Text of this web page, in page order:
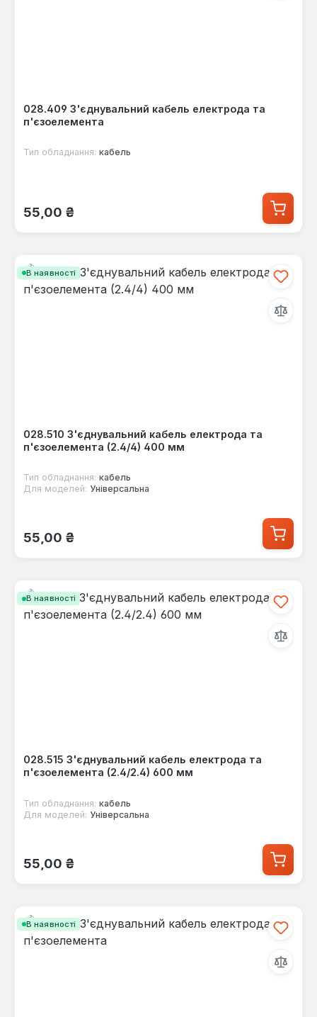
028.409 З'єднувальний кабель електрода та
п'єзоелемента
Тип обладнання: кабель
Звичайна ціна:
55,00 ₴
В наявності
028.510 З'єднувальний кабель електрода та
п'єзоелемента (2.4/4) 400 мм
Тип обладнання: кабель
Для моделей: Універсальна
Звичайна ціна:
55,00 ₴
В наявності
028.515 З'єднувальний кабель електрода та
п'єзоелемента (2.4/2.4) 600 мм
Тип обладнання: кабель
Для моделей: Універсальна
Звичайна ціна:
55,00 ₴
В наявності